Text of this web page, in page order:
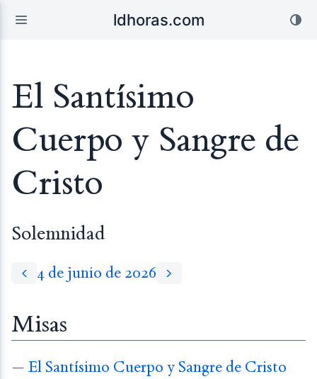
ldhoras.com
El Santísimo
Cuerpo y Sangre de
Cristo
Solemnidad
4 de junio de 2026
Misas
— El Santísimo Cuerpo y Sangre de Cristo